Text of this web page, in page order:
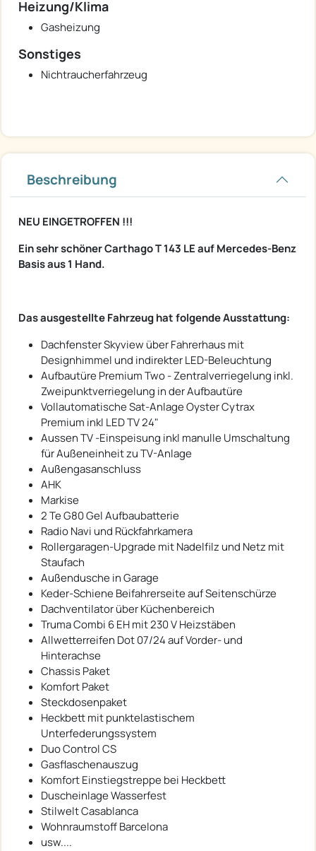
Heizung/Klima
Gasheizung
Sonstiges
Nichtraucherfahrzeug
Beschreibung
NEU EINGETROFFEN !!!
Ein sehr schöner Carthago T 143 LE auf Mercedes-Benz
Basis aus 1 Hand.
Das ausgestellte Fahrzeug hat folgende Ausstattung:
Dachfenster Skyview über Fahrerhaus mit
Designhimmel und indirekter LED-Beleuchtung
Aufbautüre Premium Two - Zentralverriegelung inkl.
Zweipunktverriegelung in der Aufbautüre
Vollautomatische Sat-Anlage Oyster Cytrax
Premium inkl LED TV 24"
Aussen TV -Einspeisung inkl manulle Umschaltung
für Außeneinheit zu TV-Anlage
Außengasanschluss
AHK
Markise
2 Te G80 Gel Aufbaubatterie
Radio Navi und Rückfahrkamera
Rollergaragen-Upgrade mit Nadelfilz und Netz mit
Staufach
Außendusche in Garage
Keder-Schiene Beifahrerseite auf Seitenschürze
Dachventilator über Küchenbereich
Truma Combi 6 EH mit 230 V Heizstäben
Allwetterreifen Dot 07/24 auf Vorder- und
Hinterachse
Chassis Paket
Komfort Paket
Steckdosenpaket
Heckbett mit punktelastischem
Unterfederungssystem
Duo Control CS
Gasflaschenauszug
Komfort Einstiegstreppe bei Heckbett
Duscheinlage Wasserfest
Stilwelt Casablanca
Wohnraumstoff Barcelona
usw....